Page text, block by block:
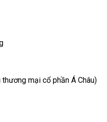
thương mại cổ phần Á Châu)